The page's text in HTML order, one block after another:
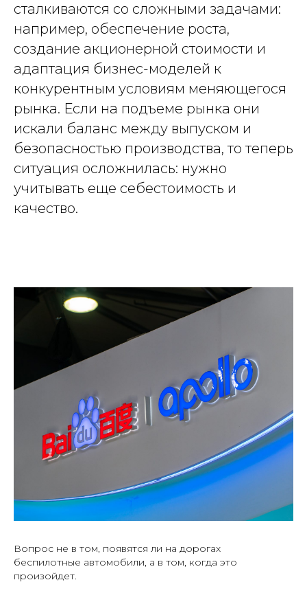
сталкиваются со сложными задачами:
например, обеспечение роста,
создание акционерной стоимости и
адаптация бизнес-моделей к
конкурентным условиям меняющегося
рынка. Если на подъеме рынка они
искали баланс между выпуском и
безопасностью производства, то теперь
ситуация осложнилась: нужно
учитывать еще себестоимость и
качество.
Вопрос не в том, появятся ли на дорогах
беспилотные автомобили, а в том, когда это
произойдет.